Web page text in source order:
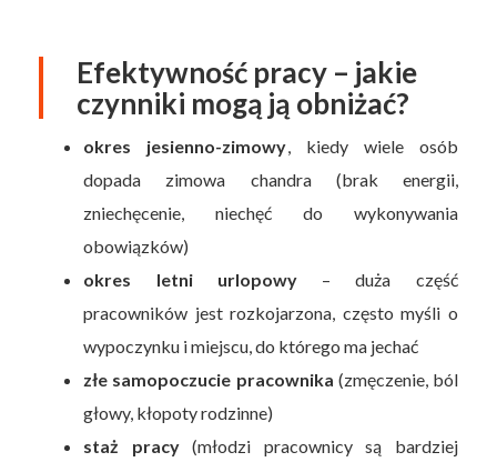
Efektywność pracy – jakie
czynniki mogą ją obniżać?
okres jesienno-zimowy , kiedy wiele osób
dopada zimowa chandra (brak energii,
zniechęcenie, niechęć do wykonywania
obowiązków)
okres letni urlopowy– duża część
pracowników jest rozkojarzona, często myśli o
wypoczynku i miejscu, do którego ma jechać
złe samopoczucie pracownika (zmęczenie, ból
głowy, kłopoty rodzinne)
staż pracy(młodzi pracownicy są bardziej